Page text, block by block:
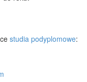
studia podyplomowe: